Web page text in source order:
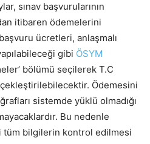
sınav başvurularının
itibaren ödemelerini
ücretleri, anlaşmalı
gibi ÖSYM
bölümü seçilerek T.C
Ödemesini
sistemde yüklü olmadığı
Bu nedenle
tüm bilgilerin kontrol edilmesi